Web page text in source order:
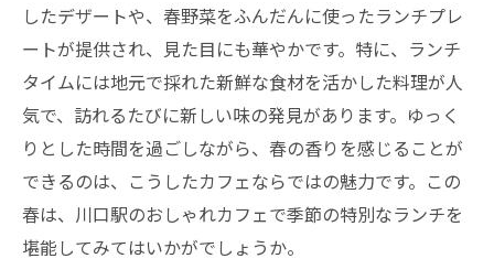
したデザートや、春野菜をふんだんに使ったランチプレ
ートが提供され、見た目にも華やかです。特に、ランチ
タイムには地元で採れた新鮮な食材を活かした料理が人
気で、訪れるたびに新しい味の発見があります。ゆっく
りとした時間を過ごしながら、春の香りを感じることが
できるのは、こうしたカフェならではの魅力です。この
春は、川口駅のおしゃれカフェで季節の特別なランチを
堪能してみてはいかがでしょうか。